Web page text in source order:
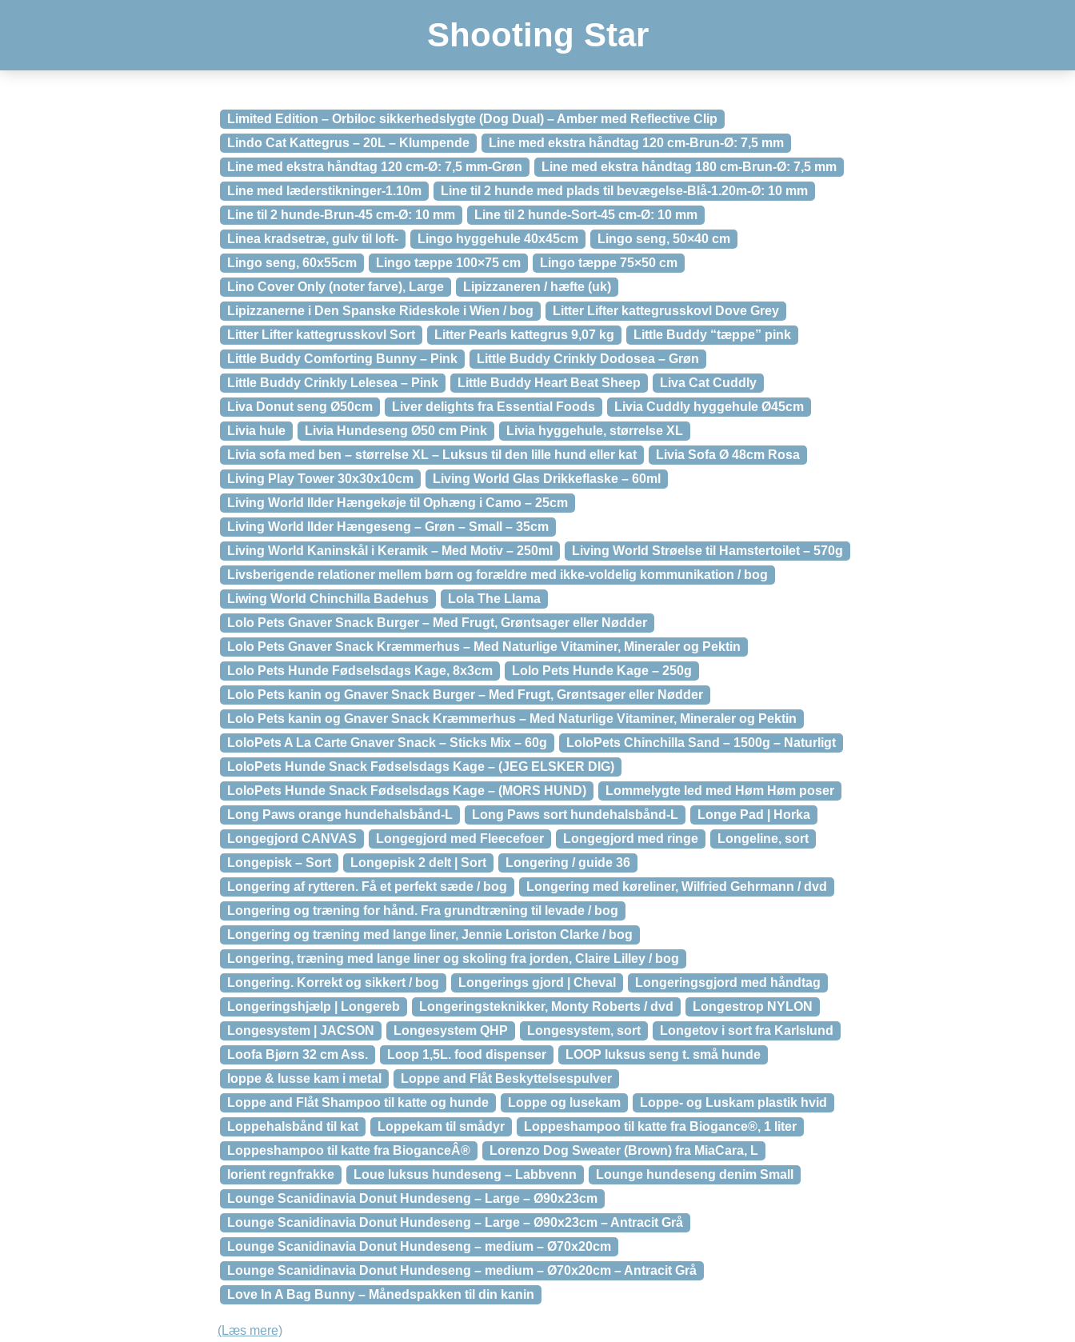
Shooting Star
Limited Edition – Orbiloc sikkerhedslygte (Dog Dual) – Amber med Reflective Clip
Lindo Cat Kattegrus – 20L – Klumpende
Line med ekstra håndtag 120 cm-Brun-Ø: 7,5 mm
Line med ekstra håndtag 120 cm-Ø: 7,5 mm-Grøn
Line med ekstra håndtag 180 cm-Brun-Ø: 7,5 mm
Line med læderstikninger-1.10m
Line til 2 hunde med plads til bevægelse-Blå-1.20m-Ø: 10 mm
Line til 2 hunde-Brun-45 cm-Ø: 10 mm
Line til 2 hunde-Sort-45 cm-Ø: 10 mm
Linea kradsetræ, gulv til loft-
Lingo hyggehule 40x45cm
Lingo seng, 50×40 cm
Lingo seng, 60x55cm
Lingo tæppe 100×75 cm
Lingo tæppe 75×50 cm
Lino Cover Only (noter farve), Large
Lipizzaneren / hæfte (uk)
Lipizzanerne i Den Spanske Rideskole i Wien / bog
Litter Lifter kattegrusskovl Dove Grey
Litter Lifter kattegrusskovl Sort
Litter Pearls kattegrus 9,07 kg
Little Buddy “tæppe” pink
Little Buddy Comforting Bunny – Pink
Little Buddy Crinkly Dodosea – Grøn
Little Buddy Crinkly Lelesea – Pink
Little Buddy Heart Beat Sheep
Liva Cat Cuddly
Liva Donut seng Ø50cm
Liver delights fra Essential Foods
Livia Cuddly hyggehule Ø45cm
Livia hule
Livia Hundeseng Ø50 cm Pink
Livia hyggehule, størrelse XL
Livia sofa med ben – størrelse XL – Luksus til den lille hund eller kat
Livia Sofa Ø 48cm Rosa
Living Play Tower 30x30x10cm
Living World Glas Drikkeflaske – 60ml
Living World Ilder Hængekøje til Ophæng i Camo – 25cm
Living World Ilder Hængeseng – Grøn – Small – 35cm
Living World Kaninskål i Keramik – Med Motiv – 250ml
Living World Strøelse til Hamstertoilet – 570g
Livsberigende relationer mellem børn og forældre med ikke-voldelig kommunikation / bog
Liwing World Chinchilla Badehus
Lola The Llama
Lolo Pets Gnaver Snack Burger – Med Frugt, Grøntsager eller Nødder
Lolo Pets Gnaver Snack Kræmmerhus – Med Naturlige Vitaminer, Mineraler og Pektin
Lolo Pets Hunde Fødselsdags Kage, 8x3cm
Lolo Pets Hunde Kage – 250g
Lolo Pets kanin og Gnaver Snack Burger – Med Frugt, Grøntsager eller Nødder
Lolo Pets kanin og Gnaver Snack Kræmmerhus – Med Naturlige Vitaminer, Mineraler og Pektin
LoloPets A La Carte Gnaver Snack – Sticks Mix – 60g
LoloPets Chinchilla Sand – 1500g – Naturligt
LoloPets Hunde Snack Fødselsdags Kage – (JEG ELSKER DIG)
LoloPets Hunde Snack Fødselsdags Kage – (MORS HUND)
Lommelygte led med Høm Høm poser
Long Paws orange hundehalsbånd-L
Long Paws sort hundehalsbånd-L
Longe Pad | Horka
Longegjord CANVAS
Longegjord med Fleecefoer Longegjord med ringe
Longeline, sort
Longepisk – Sort
Longepisk 2 delt | Sort
Longering / guide 36
Longering af rytteren. Få et perfekt sæde / bog
Longering med køreliner, Wilfried Gehrmann / dvd
Longering og træning for hånd. Fra grundtræning til levade / bog
Longering og træning med lange liner, Jennie Loriston Clarke / bog
Longering, træning med lange liner og skoling fra jorden, Claire Lilley / bog
Longering. Korrekt og sikkert / bog
Longerings gjord | Cheval
Longeringsgjord med håndtag
Longeringshjælp | Longereb
Longeringsteknikker, Monty Roberts / dvd
Longestrop NYLON
Longesystem | JACSON
Longesystem QHP Longesystem, sort
Longetov i sort fra Karlslund
Loofa Bjørn 32 cm Ass.
Loop 1,5L. food dispenser
LOOP luksus seng t. små hunde
loppe & lusse kam i metal
Loppe and Flåt Beskyttelsespulver
Loppe and Flåt Shampoo til katte og hunde
Loppe og lusekam
Loppe- og Luskam plastik hvid
Loppehalsbånd til kat
Loppekam til smådyr
Loppeshampoo til katte fra Biogance®, 1 liter
Loppeshampoo til katte fra BioganceÂ®
Lorenzo Dog Sweater (Brown) fra MiaCara, L
lorient regnfrakke
Loue luksus hundeseng – Labbvenn
Lounge hundeseng denim Small
Lounge Scanidinavia Donut Hundeseng – Large – Ø90x23cm
Lounge Scanidinavia Donut Hundeseng – Large – Ø90x23cm – Antracit Grå
Lounge Scanidinavia Donut Hundeseng – medium – Ø70x20cm
Lounge Scanidinavia Donut Hundeseng – medium – Ø70x20cm – Antracit Grå
Love In A Bag Bunny – Månedspakken til din kanin
(Læs mere)